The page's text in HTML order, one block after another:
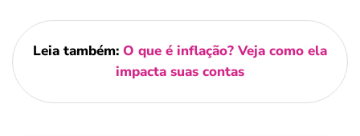
Leia também: O que é inflação? Veja como ela
impacta suas contas